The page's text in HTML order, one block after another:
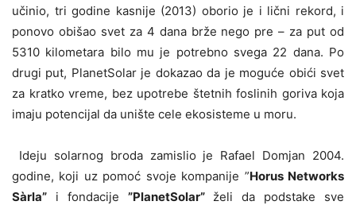
učinio, tri godine kasnije (2013) oborio je i lični rekord, i
ponovo obišao svet za 4 dana brže nego pre – za put od
5310 kilometara bilo mu je potrebno svega 22 dana. Po
drugi put, PlanetSolar je dokazao da je moguće obići svet
za kratko vreme, bez upotrebe štetnih foslinih goriva koja
imaju potencijal da unište cele ekosisteme u moru.
Ideju solarnog broda zamislio je Rafael Domjan 2004.
godine, koji uz pomoć svoje kompanije ”Horus Networks
Sàrla” i fondacije ”PlanetSolar”želi da podstake sve